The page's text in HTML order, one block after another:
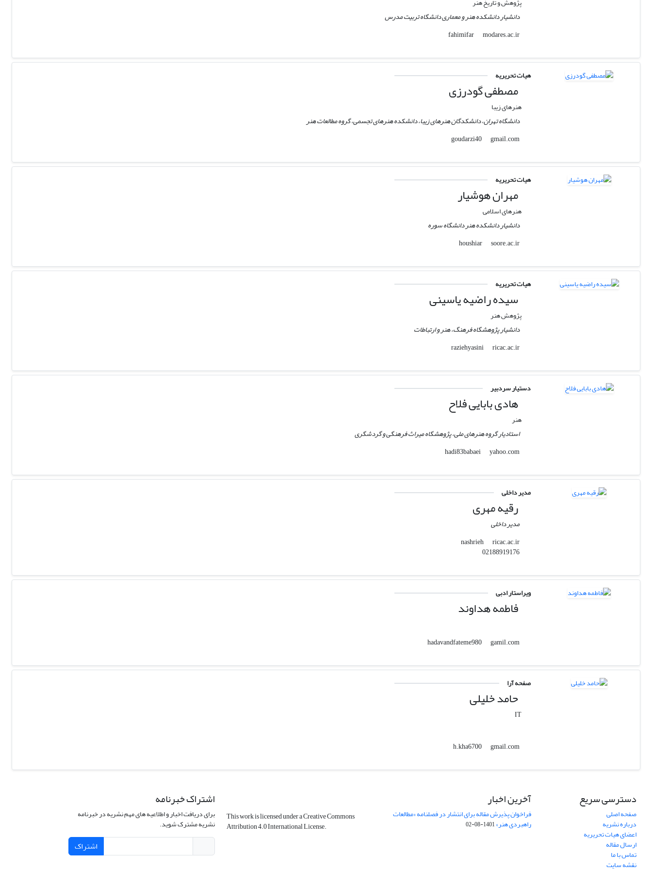
پژوهش و تاریخ هنر
دانشیار دانشکده هنر و معماری دانشگاه تربیت مدرس
fahimifar
modares.ac.ir
هیات تحریریه
مصطفی گودرزی
هنرهای زیبا
دانشگاه تهران، دانشکدگان هنرهای زیبا، دانشکده هنرهای تجسمی، گروه مطالعات هنر
goudarzi40
gmail.com
هیات تحریریه
مهران هوشیار
هنرهای اسلامی
دانشیار دانشکده هنر دانشگاه سوره
houshiar
soore.ac.ir
هیات تحریریه
سیده راضیه یاسینی
پژوهش هنر
دانشیار پژوهشگاه فرهنگ، هنر و ارتباطات
raziehyasini
ricac.ac.ir
دستیار سردبیر
هادی بابایی فلاح
هنر
استادیار گروه هنرهای ملی، پژوهشگاه میراث فرهنگی و گردشگری
hadi83babaei
yahoo.com
مدیر داخلی
رقیه مهری
مدیر داخلی
nashrieh
ricac.ac.ir
02188919176
ویراستار ادبی
فاطمه هداوند
hadavandfateme980
gamil.com
صفحه آرا
حامد خلیلی
IT
h.kha6700
gmail.com
دسترسی سریع
صفحه اصلی
درباره نشریه
اعضای هیات تحریریه
ارسال مقاله
تماس با ما
نقشه سایت
آخرین اخبار
فراخوان پذیرش مقاله برای انتشار در فصلنامه «مطالعات
راهبردی هنر»1401-08-02
This work is licensed under a Creative Commons
Attribution 4.0 International License.
اشتراک خبرنامه
برای دریافت اخبار و اطلاعیه های مهم نشریه در خبرنامه
نشریه مشترک شوید.
اشتراک